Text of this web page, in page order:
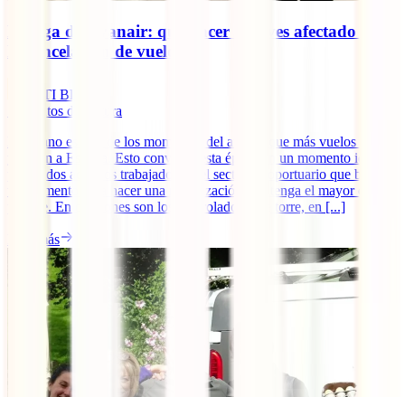
Huelga de Ryanair: qué hacer si te ves afectado por
la cancelación de vuelos
IATI Blog
minutos de lectura
El verano es uno de los momentos del año en que más vuelos salen
y llegan a España. Esto convierte esta época en un momento ideal
para todos aquellos trabajadores del sector aeroportuario que buscan
un momento para hacer una movilización que tenga el mayor eco
posible. En ocasiones son los controladores de torre, en [...]
Leer más